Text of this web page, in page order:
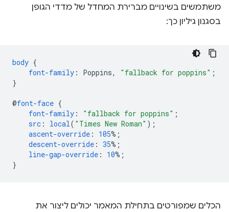
משתמשים בשינויים מברירת המחדל של מדדי הגופן
בסגנון גיליון כך:
body {
font-family : Poppins, "fallback for poppins" ;
}
@font-face {
font-family : "fallback for poppins" ;
src : local( "Times New Roman" );
ascent-override : 105%;
descent-override : 35%;
line-gap-override : 10%;
}
הכלים שמפורטים בתחילת המאמר יכולים ליצור את